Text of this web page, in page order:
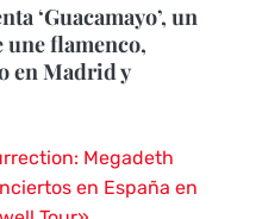
‘Guacamayo’, un
une flamenco,
en Madrid y